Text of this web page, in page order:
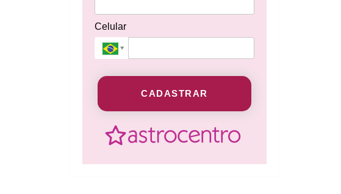
Celular
CADASTRAR